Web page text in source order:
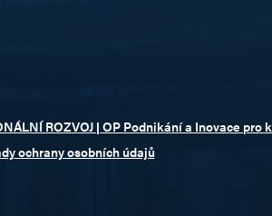
ROZVOJ | OP Podnikání a Inovace
ochrany osobních údajů